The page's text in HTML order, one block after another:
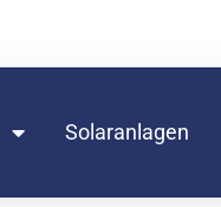
Solaranlagen